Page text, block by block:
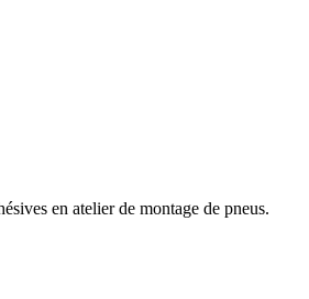
en atelier de montage de pneus.